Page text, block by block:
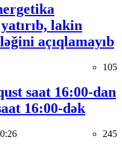
lakin
açıqlamayıb
105
saat 16:00-dan
16:00-dək
245